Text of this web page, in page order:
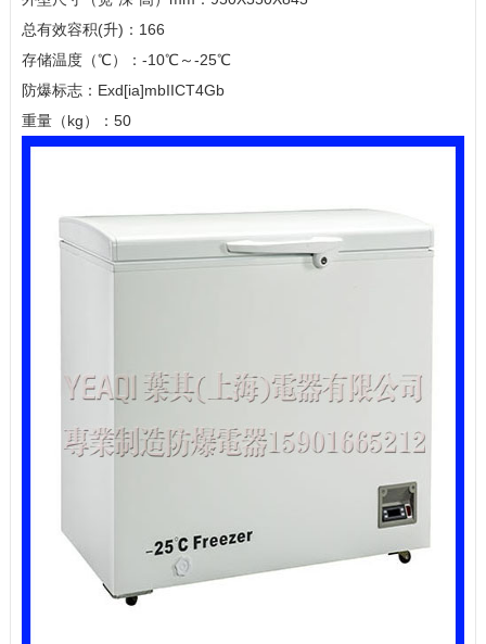
总有效容积(升)：166
存储温度（℃）：-10℃～-25℃
防爆标志：Exd[ia]mbIICT4Gb
重量（kg）：50